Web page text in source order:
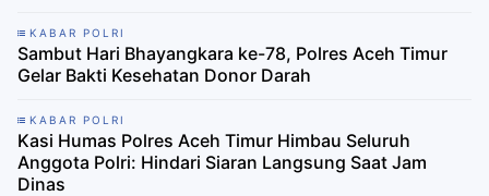
KABAR POLRI
Sambut Hari Bhayangkara ke-78, Polres Aceh Timur
Gelar Bakti Kesehatan Donor Darah
KABAR POLRI
Kasi Humas Polres Aceh Timur Himbau Seluruh
Anggota Polri: Hindari Siaran Langsung Saat Jam
Dinas